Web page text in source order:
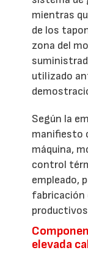
mientras
de los
zona del
utilizado
Según la
manifiesto
máquina,
control
empleado,
fabricación
elevada